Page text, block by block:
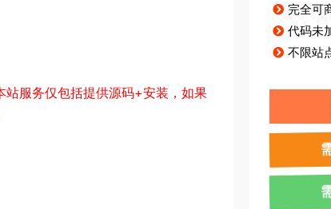
站服务仅包括提供源码+安装，如果
完全可
代码未
不限站